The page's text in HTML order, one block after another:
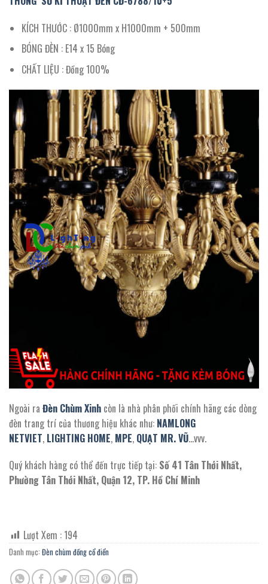
KÍCH THƯỚC : Ø1000mm x H1000mm + 500mm
BÓNG ĐÈN : E14 x 15 Bóng
CHẤT LIỆU : Đồng 100%
Ngoài ra Đèn Chùm Xinh còn là nhà phân phối chính hãng các dòng
đèn trang trí của thương hiệu khác như: NAMLONG
NETVIET, LIGHTING HOME, MPE, QUẠT MR. VŨ…vvv.
Quý khách hàng có thể đến trực tiếp tại: Số 41 Tân Thới Nhất,
Phường Tân Thới Nhất, Quận 12, TP. Hồ Chí Minh
Lượt Xem :194
Danh mục: Đèn chùm đồng cổ điển